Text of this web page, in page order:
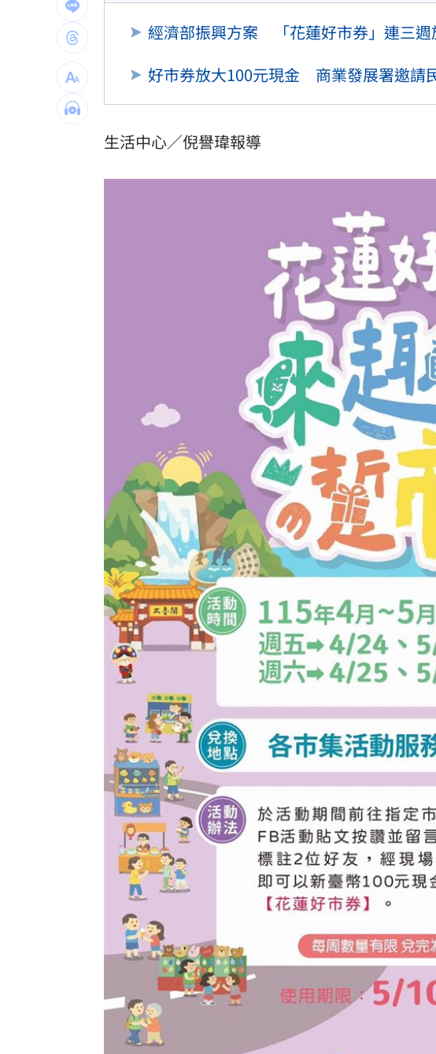
李子森突「單膝下跪求婚」 杜忻恬反應曝 11:53
48歲男星直播突亮刀自殘 滿身血畫面瘋傳 11:51
酒駕4次全罰錢了事！男第5度酒駕直接入獄 11:51
國巨、華新科同步走弱 它逆勢狂飆5%
防空演習「手機變慢30分鐘」影響一次看 11:48
白海豚強風恐吹翻卡車！日氣象廳路徑曝 11:44
AI記憶體發威！ 施振榮力挺這神企 11:41
三立iNEWS新聞台線上直播 18:00
市場到酒場料理！可果美蕃茄醬創無限可能 12:00
父親節送會拉筋的按摩椅 爸爸「筋歡喜」 18:00
油品食安事件引關注 挑選保健食品要注意 13:00
罕病博士彭士齊 輪椅上的生命覺醒！ 11:00
酷澎「爸氣父親節」國際官方品牌齊聚 11:00
經濟部振興方案 「花蓮好市券」連三週
好市券放大100元現金 商業發展署邀請
生活中心／倪譽瑋報導